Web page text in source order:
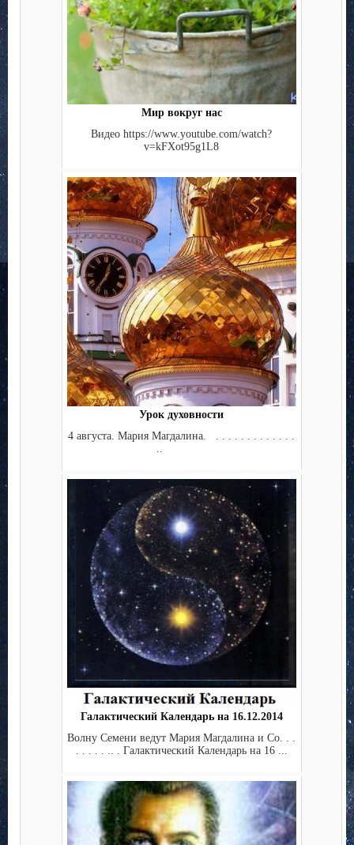
Мир вокруг нас
Видео https://www.youtube.com/watch?
v=kFXot95g1L8
Урок духовности
4 августа. Мария Магдалина. . . . . . . . . . . . . .
Галактический Календарь на 16.12.2014
Волну Семени ведут Мария Магдалина и Co. . .
. . . . . .. . Галактический Календарь на 16 ...